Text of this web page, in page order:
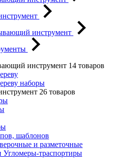
инструмент
инструмент 14 товаров
наборы
26 товаров
шаблонов
и разметочные
Угломеры-траспортиры